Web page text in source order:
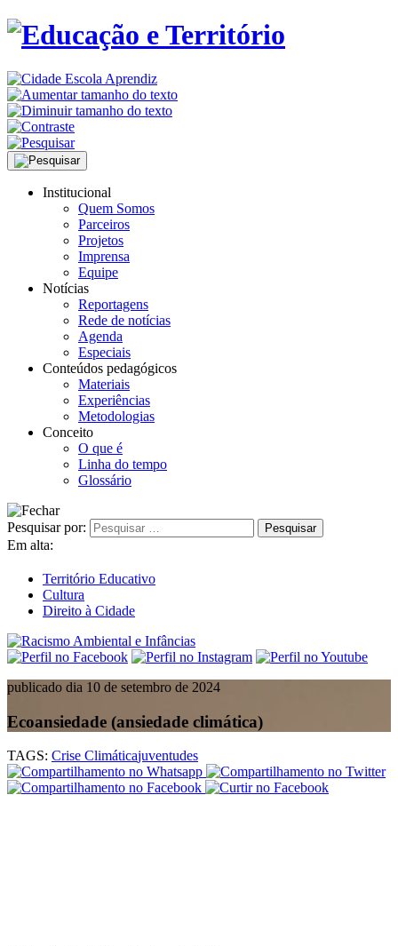
Institucional
Quem Somos
Parceiros
Projetos
Imprensa
Equipe
Notícias
Reportagens
Rede de notícias
Agenda
Especiais
Conteúdos pedagógicos
Materiais
Experiências
Metodologias
Conceito
O que é
Linha do tempo
Glossário
Pesquisar por:
Em alta:
Território Educativo
Cultura
Direito à Cidade
publicado dia 10 de setembro de 2024
Ecoansiedade (ansiedade climática)
TAGS: Crise Climáticajuventudes